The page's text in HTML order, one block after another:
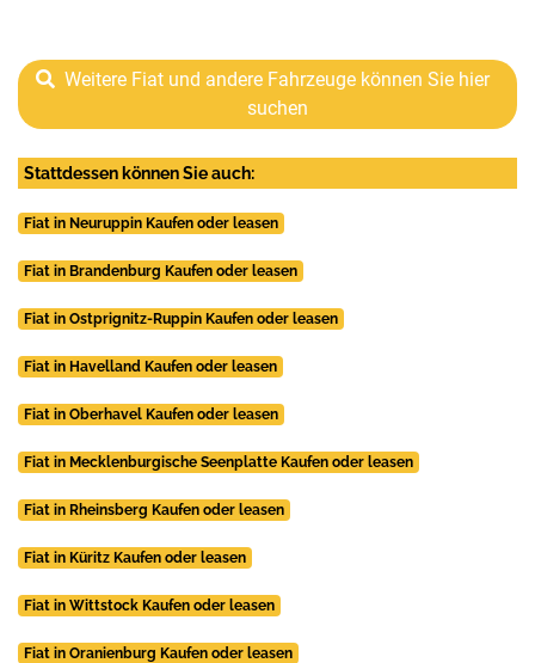
Weitere Fiat und andere Fahrzeuge können Sie hier
suchen
Stattdessen können Sie auch:
Fiat in Neuruppin Kaufen oder leasen
Fiat in Brandenburg Kaufen oder leasen
Fiat in Ostprignitz-Ruppin Kaufen oder leasen
Fiat in Havelland Kaufen oder leasen
Fiat in Oberhavel Kaufen oder leasen
Fiat in Mecklenburgische Seenplatte Kaufen oder leasen
Fiat in Rheinsberg Kaufen oder leasen
Fiat in Küritz Kaufen oder leasen
Fiat in Wittstock Kaufen oder leasen
Fiat in Oranienburg Kaufen oder leasen